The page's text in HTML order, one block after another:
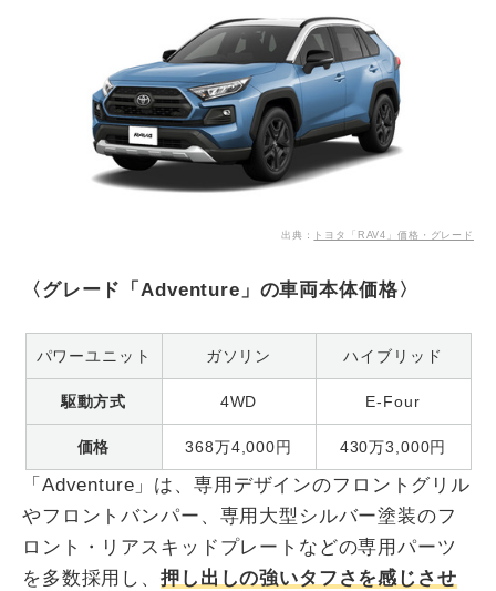
出典： トヨタ「RAV4」価格・グレード
〈グレード「Adventure」の車両本体価格〉
パワーユニット ガソリン ハイブリッド
駆動方式 4WD E-Four
価格 368万4,000円 430万3,000円
「Adventure」は、専用デザインのフロントグリル
やフロントバンパー、専用大型シルバー塗装のフ
ロント・リアスキッドプレートなどの専用パーツ
を多数採用し、 押し出しの強いタフさを感じさせ